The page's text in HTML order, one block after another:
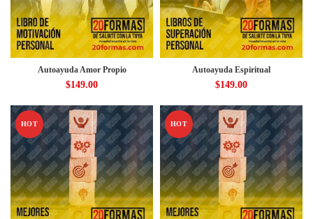
Autoayuda Amor Propio
$149.00
Autoayuda Espiritual
$149.00
HOT HOT